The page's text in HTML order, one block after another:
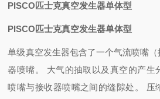
PISCO匹士克真空发生器单体型
PISCO匹士克真空发生器单体型
单级真空发生器包含了一个气流喷嘴
器喷嘴。 大气的抽取以及真空的产生
喷嘴与接收器喷嘴之间的缝隙处。 压